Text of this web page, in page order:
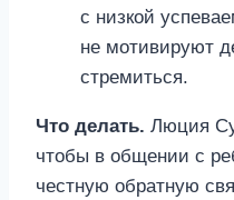
с низкой
не мотивируют
стремиться.
Что делать. Люция
чтобы в общении с
честную обратную